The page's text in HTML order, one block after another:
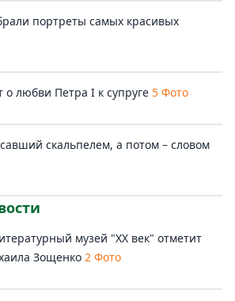
портреты самых красивых
любви Петра I к супруге 5 Фото
скальпелем, а потом – словом
музей "ХХ век" отметит
Зощенко 2 Фото